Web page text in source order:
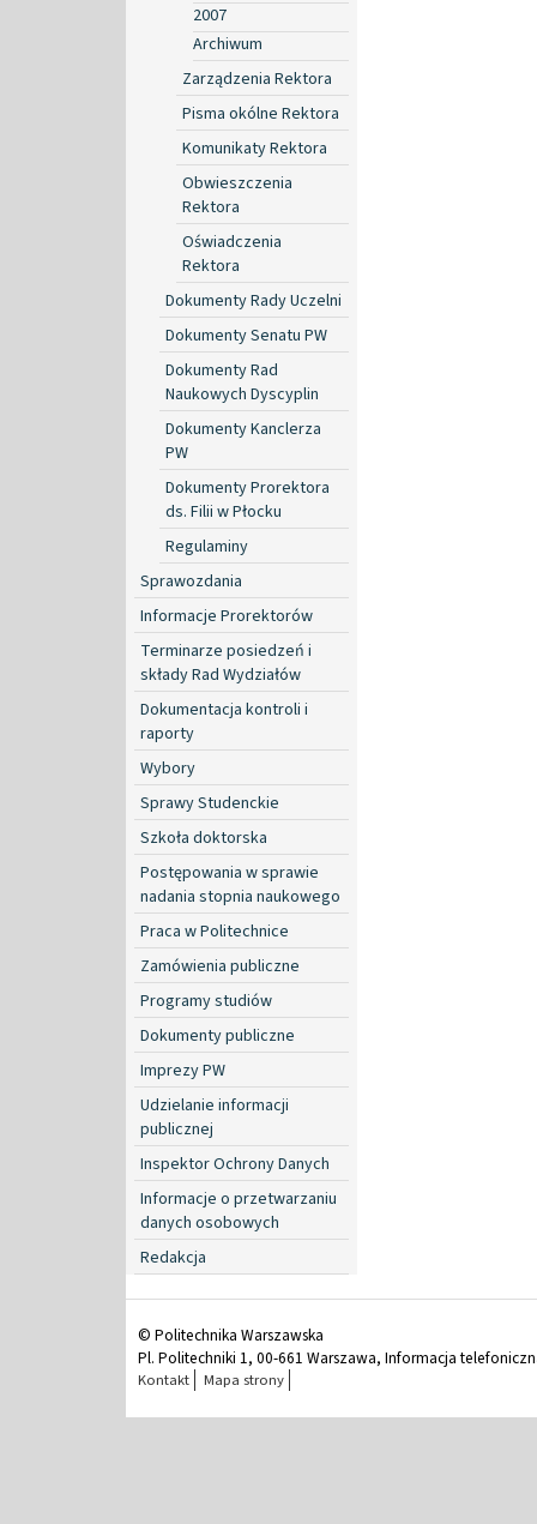
2007
Archiwum
Zarządzenia Rektora
Pisma okólne Rektora
Komunikaty Rektora
Obwieszczenia
Rektora
Oświadczenia
Rektora
Dokumenty Rady Uczelni
Dokumenty Senatu PW
Dokumenty Rad
Naukowych Dyscyplin
Dokumenty Kanclerza
PW
Dokumenty Prorektora
ds. Filii w Płocku
Regulaminy
Sprawozdania
Informacje Prorektorów
Terminarze posiedzeń i
składy Rad Wydziałów
Dokumentacja kontroli i
raporty
Wybory
Sprawy Studenckie
Szkoła doktorska
Postępowania w sprawie
nadania stopnia naukowego
Praca w Politechnice
Zamówienia publiczne
Programy studiów
Dokumenty publiczne
Imprezy PW
Udzielanie informacji
publicznej
Inspektor Ochrony Danych
Informacje o przetwarzaniu
danych osobowych
Redakcja
© Politechnika Warszawska
Pl. Politechniki 1, 00-661 Warszawa, Informacja
Kontakt Mapa strony